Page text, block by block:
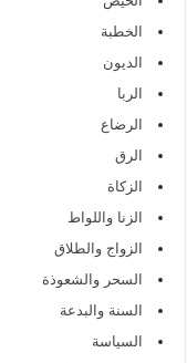
الخطبة
الديون
الربا
الرضاع
الرق
الزكاة
الزنا واللواط
الزواج والطلاق
السحر والشعوذة
السنة والبدعة
السياسة